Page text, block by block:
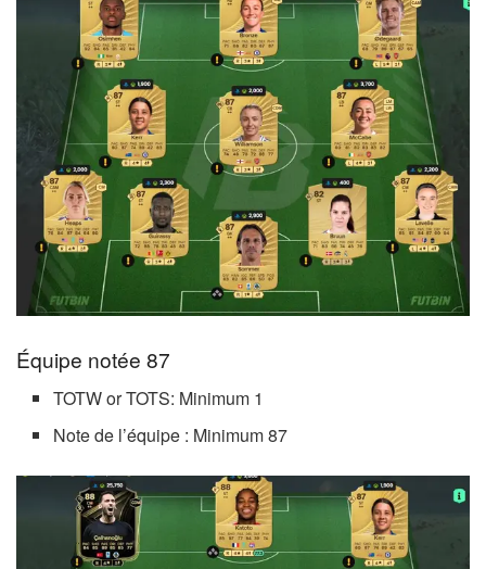
Équipe notée 87
TOTW or TOTS: Minimum 1
Note de l’équipe : Minimum 87